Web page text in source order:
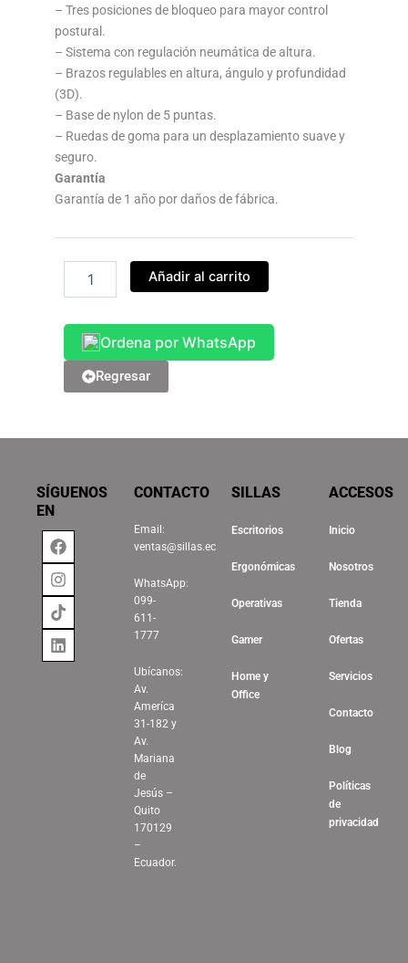
– Tres posiciones de bloqueo para mayor control
postural.
– Sistema con regulación neumática de altura.
– Brazos regulables en altura, ángulo y profundidad
(3D).
– Base de nylon de 5 puntas.
– Ruedas de goma para un desplazamiento suave y
seguro.
Garantía
Garantía de 1 año por daños de fábrica.
Ergonómica
II
cantidad
Añadir al carrito
Ordena por WhatsApp
Regresar
SÍGUENOS
EN
Facebook
Instagram
Tiktok
Linkedin
CONTACTO
Email:
ventas@sillas.ec
WhatsApp:
099-
611-
1777
Ubícanos:
Av.
Ameríca
31-182 y
Av.
Mariana
de
Jesús –
Quito
170129
–
Ecuador.
SILLAS
Escritorios
Ergonómicas
Operativas
Gamer
Home y
Office
ACCESOS
Inicio
Nosotros
Tienda
Ofertas
Servicios
Contacto
Blog
Políticas
de
privacidad